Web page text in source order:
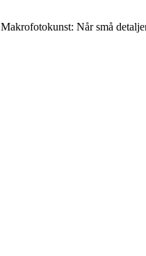
Makrofotokunst: Når små